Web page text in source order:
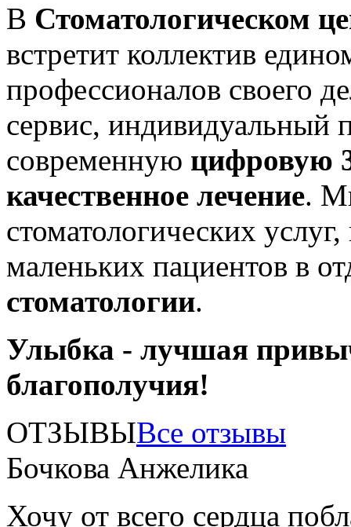
В Стоматологическом
встретит коллектив
профессионалов своего
сервис, индивидуальный
современную цифровую
качественное лечение.
стоматологических
маленьких пациентов в
стоматологии.
Улыбка - лучшая
благополучия!
ОТЗЫВЫВсе отзывы
Бочкова Анжелика
Хочу от всего сердца